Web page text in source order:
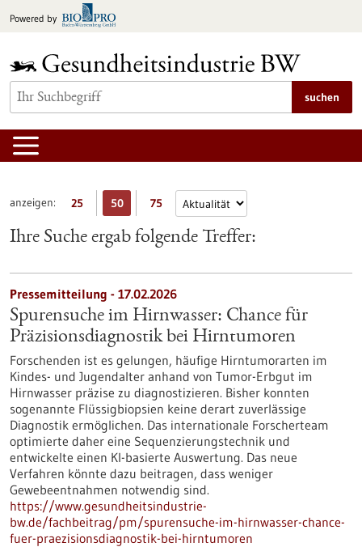
Inhalt
Powered by
suchen
anzeigen: 25 50 75
Ihre Suche ergab folgende Treffer:
Pressemitteilung - 17.02.2026
Spurensuche im Hirnwasser: Chance für
Präzisionsdiagnostik bei Hirntumoren
Forschenden ist es gelungen, häufige Hirntumorarten im
Kindes- und Jugendalter anhand von Tumor-Erbgut im
Hirnwasser präzise zu diagnostizieren. Bisher konnten
sogenannte Flüssigbiopsien keine derart zuverlässige
Diagnostik ermöglichen. Das internationale Forscherteam
optimierte daher eine Sequenzierungstechnik und
entwickelte einen KI-basierte Auswertung. Das neue
Verfahren könnte dazu beitragen, dass weniger
Gewebeentnahmen notwendig sind.
https://www.gesundheitsindustrie-
bw.de/fachbeitrag/pm/spurensuche-im-hirnwasser-chance-
fuer-praezisionsdiagnostik-bei-hirntumoren